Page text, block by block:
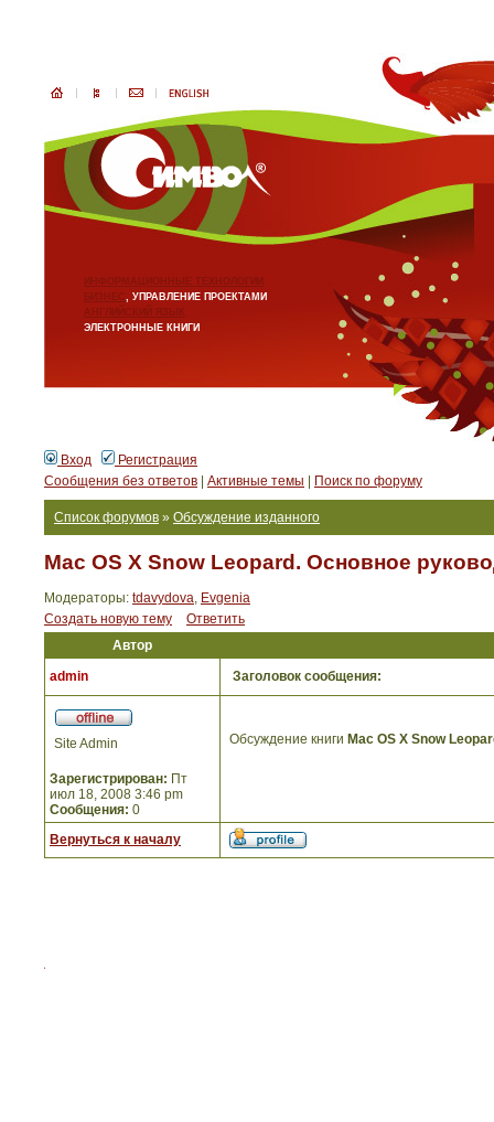
ИНФОРМАЦИОННЫЕ ТЕХНОЛОГИИ
БИЗНЕС, УПРАВЛЕНИЕ ПРОЕКТАМИ
АНГЛИЙСКИЙ ЯЗЫК
ЭЛЕКТРОННЫЕ КНИГИ
Вход
Регистрация
Сообщения без ответов
Активные темы Поиск по форуму
Список форумов » Обсуждение изданного
Mac OS X Snow Leopard. Основное
Модераторы: tdavydova, Evgenia
Создать новую тему
Ответить
Автор
admin
Заголовок сообщения:
Site Admin
Зарегистрирован: Пт
июл 18, 2008 3:46 pm
Сообщения: 0
Обсуждение книги Mac OS X Snow
Вернуться к началу